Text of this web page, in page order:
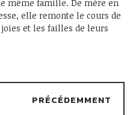
même famille. De mère en
elle remonte le cours de
et les failles de leurs
PRÉCÉDEMMENT